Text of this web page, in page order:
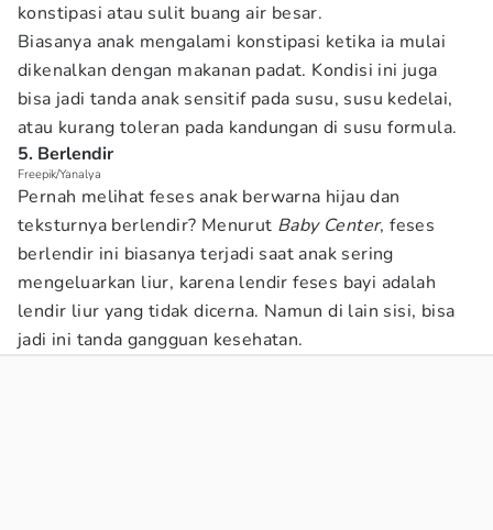
konstipasi atau sulit buang air besar.
Biasanya anak mengalami konstipasi ketika ia mulai
dikenalkan dengan makanan padat. Kondisi ini juga
bisa jadi tanda anak sensitif pada susu, susu kedelai,
atau kurang toleran pada kandungan di susu formula.
5. Berlendir
Freepik/Yanalya
Pernah melihat feses anak berwarna hijau dan
teksturnya berlendir? Menurut Baby Center, feses
berlendir ini biasanya terjadi saat anak sering
mengeluarkan liur, karena lendir feses bayi adalah
lendir liur yang tidak dicerna. Namun di lain sisi, bisa
jadi ini tanda gangguan kesehatan.